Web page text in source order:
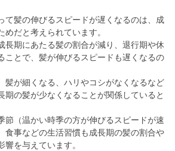
て髪の伸びるスピードが遅くなるのは、成
だと考えられています。
長期にあたる髪の割合が減り、退行期や休
ことで、髪が伸びるスピードも遅くなるの
髪が細くなる、ハリやコシがなくなるなど
期の髪が少なくなることが関係していると
節（温かい時季の方が伸びるスピードが速
食事などの生活習慣も成長期の髪の割合や
を与えています。